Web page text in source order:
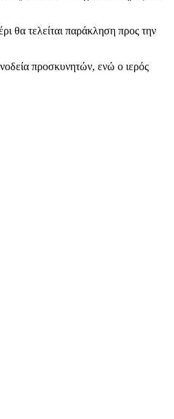
θα τελείται παράκληση προς την
προσκυνητών, ενώ ο ιερός